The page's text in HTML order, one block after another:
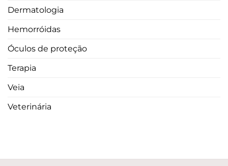
Dermatologia
Hemorróidas
Óculos de proteção
Terapia
Veia
Veterinária